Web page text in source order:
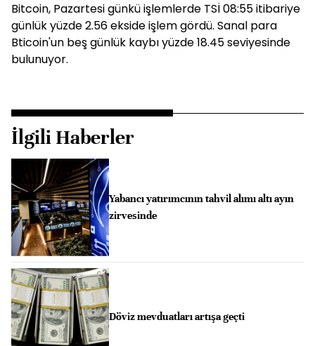
Bitcoin, Pazartesi günkü işlemlerde TSİ 08:55 itibariye
günlük yüzde 2.56 ekside işlem gördü. Sanal para
Bticoin'un beş günlük kaybı yüzde 18.45 seviyesinde
bulunuyor.
İlgili Haberler
Yabancı yatırımcının tahvil alımı altı ayın
zirvesinde
Döviz mevduatları artışa geçti